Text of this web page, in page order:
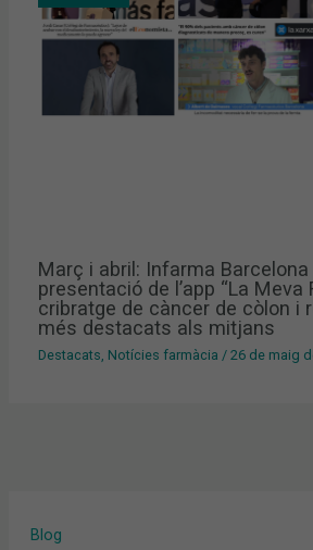
Blog
Març i abril: Infarma Barcelona
presentació de l’app “La Meva
cribratge de càncer de còlon i
més destacats als mitjans
Destacats, Notícies farmàcia /26 de maig